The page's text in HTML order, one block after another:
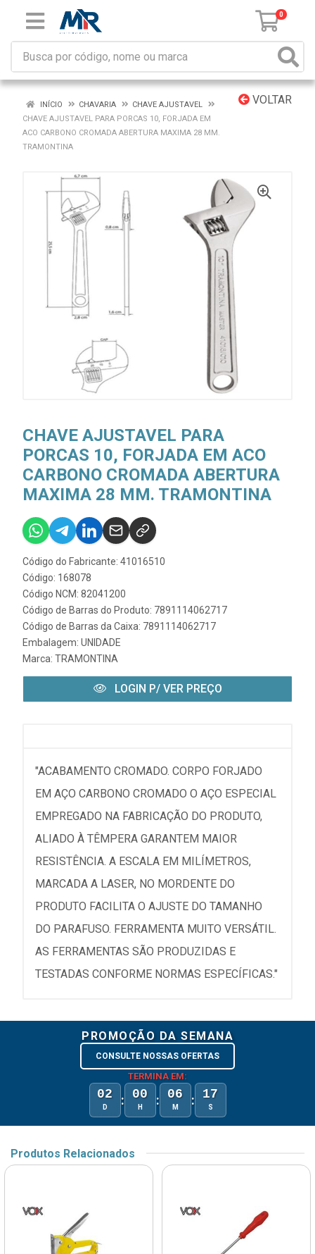
0
VOLTAR
INÍCIO CHAVARIA
CHAVE AJUSTAVEL
CHAVE AJUSTAVEL PARA PORCAS 10, FORJADA EM
ACO CARBONO CROMADA ABERTURA MAXIMA 28 MM.
TRAMONTINA
CHAVE AJUSTAVEL PARA
PORCAS 10, FORJADA EM ACO
CARBONO CROMADA ABERTURA
MAXIMA 28 MM. TRAMONTINA
Código do Fabricante: 41016510
Código: 168078
Código NCM: 82041200
Código de Barras do Produto: 7891114062717
Código de Barras da Caixa: 7891114062717
Embalagem: UNIDADE
Marca: TRAMONTINA
LOGIN P/ VER PREÇO
"ACABAMENTO CROMADO. CORPO FORJADO
EM AÇO CARBONO CROMADO O AÇO ESPECIAL
EMPREGADO NA FABRICAÇÃO DO PRODUTO,
ALIADO À TÊMPERA GARANTEM MAIOR
RESISTÊNCIA. A ESCALA EM MILÍMETROS,
MARCADA A LASER, NO MORDENTE DO
PRODUTO FACILITA O AJUSTE DO TAMANHO
DO PARAFUSO. FERRAMENTA MUITO VERSÁTIL.
AS FERRAMENTAS SÃO PRODUZIDAS E
TESTADAS CONFORME NORMAS ESPECÍFICAS."
PROMOÇÃO DA SEMANA
CONSULTE NOSSAS OFERTAS
TERMINA EM:
02
D : 00
H : 06
M : 17
S
Produtos Relacionados